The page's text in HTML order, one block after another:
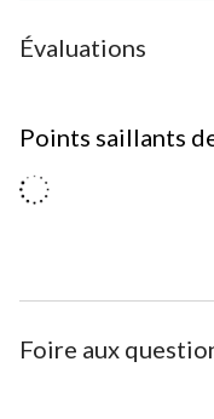
Évaluations
Points saillants
Foire aux